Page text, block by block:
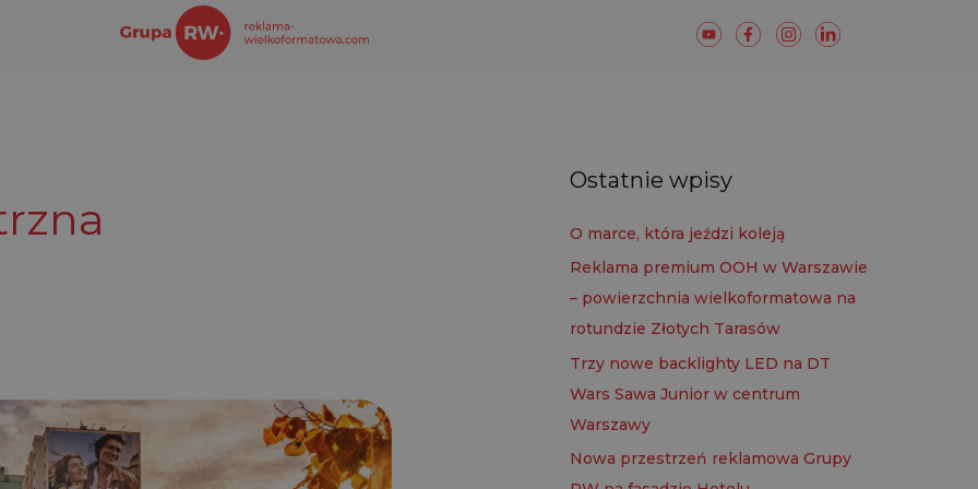
Ostatnie wpisy
O marce, która jeździ koleją
Reklama premium OOH w Warszawie
– powierzchnia wielkoformatowa na
rotundzie Złotych Tarasów
Trzy nowe backlighty LED na DT
Wars Sawa Junior w centrum
Warszawy
Nowa przestrzeń reklamowa Grupy